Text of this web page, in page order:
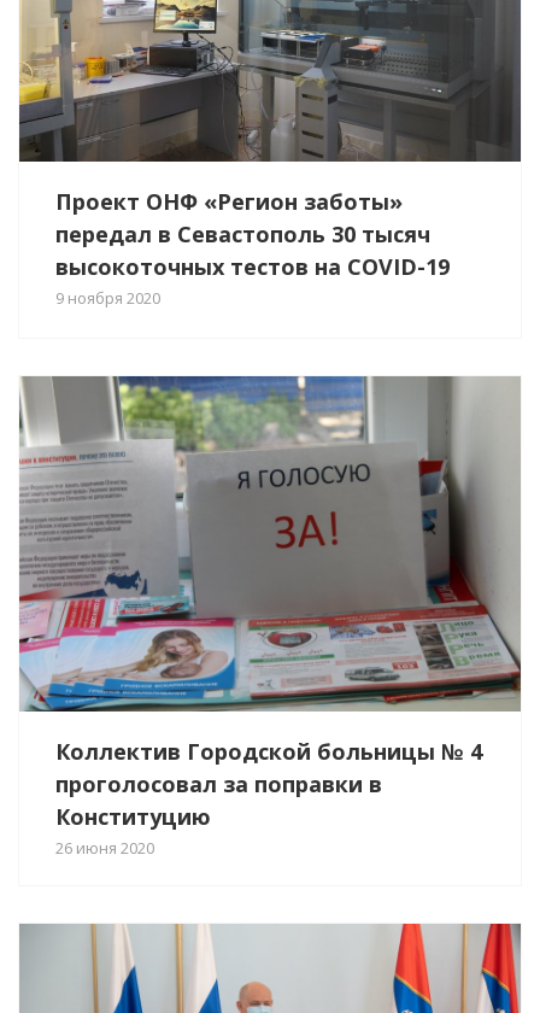
Проект ОНФ «Регион заботы»
передал в Севастополь 30 тысяч
высокоточных тестов на COVID-19
9 ноября 2020
Коллектив Городской больницы № 4
проголосовал за поправки в
Конституцию
26 июня 2020